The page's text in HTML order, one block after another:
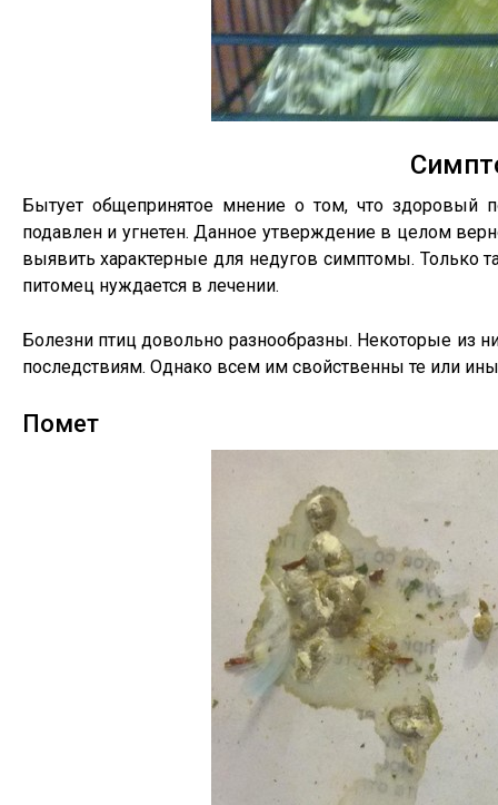
Бытует общепринятое мнение о том, что здоровый
подавлен и угнетен. Данное утверждение в целом
выявить характерные для недугов симптомы. Только
питомец нуждается в лечении.
Болезни птиц довольно разнообразны. Некоторые из
последствиям. Однако всем им свойственны те или
Помет